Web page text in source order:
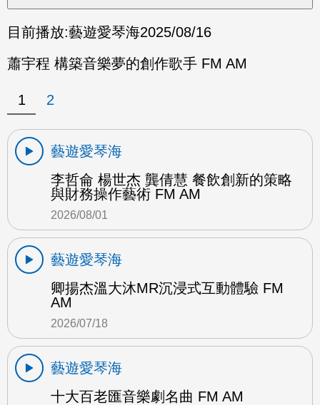
目前播放:藝遊愛琴海2025/08/16
蕭宇程 構築音樂夢的創作歌手 FM AM
1 2
藝遊愛琴海
李哲侖 楊世杰 龔倩慧 餐飲創新的策略
與財務操作藝術 FM AM
2026/08/01
藝遊愛琴海
卿揚杰溫大沐MR沉浸式互動體驗 FM
AM
2026/07/18
藝遊愛琴海
十大百老匯音樂劇名曲 FM AM